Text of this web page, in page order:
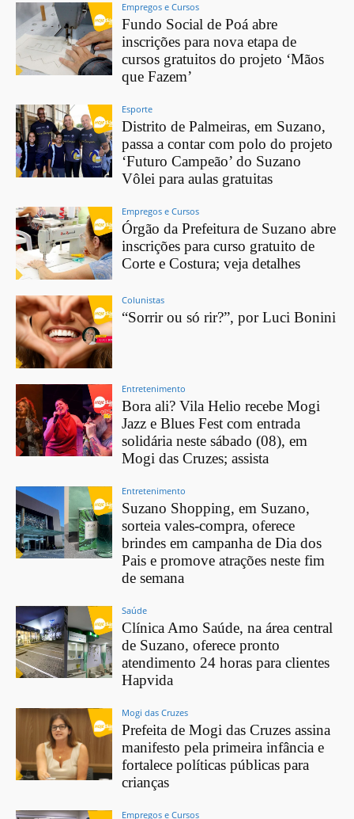
Empregos e Cursos
Fundo Social de Poá abre
inscrições para nova etapa de
cursos gratuitos do projeto ‘Mãos
que Fazem’
Esporte
Distrito de Palmeiras, em Suzano,
passa a contar com polo do projeto
‘Futuro Campeão’ do Suzano
Vôlei para aulas gratuitas
Empregos e Cursos
Órgão da Prefeitura de Suzano abre
inscrições para curso gratuito de
Corte e Costura; veja detalhes
Colunistas
“Sorrir ou só rir?”, por Luci Bonini
Entretenimento
Bora ali? Vila Helio recebe Mogi
Jazz e Blues Fest com entrada
solidária neste sábado (08), em
Mogi das Cruzes; assista
Entretenimento
Suzano Shopping, em Suzano,
sorteia vales-compra, oferece
brindes em campanha de Dia dos
Pais e promove atrações neste fim
de semana
Saúde
Clínica Amo Saúde, na área central
de Suzano, oferece pronto
atendimento 24 horas para clientes
Hapvida
Mogi das Cruzes
Prefeita de Mogi das Cruzes assina
manifesto pela primeira infância e
fortalece políticas públicas para
crianças
Empregos e Cursos